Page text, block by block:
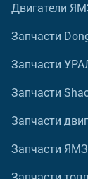
Двигатели
Запчасти
Запчасти
Запчасти
Запчасти
Запчасти ЯМЗ